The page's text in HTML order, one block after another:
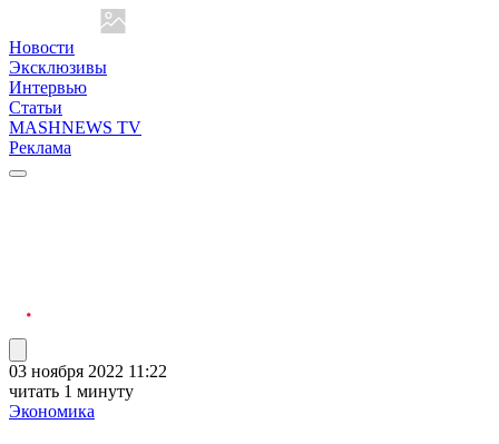
Новости
Эксклюзивы
Интервью
Статьи
MASHNEWS TV
Реклама
03 ноября 2022 11:22
читать 1 минуту
Экономика